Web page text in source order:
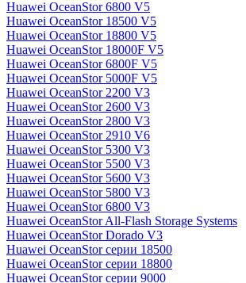
Huawei OceanStor 6800 V5
Huawei OceanStor 18500 V5
Huawei OceanStor 18800 V5
Huawei OceanStor 18000F V5
Huawei OceanStor 6800F V5
Huawei OceanStor 5000F V5
Huawei OceanStor 2200 V3
Huawei OceanStor 2600 V3
Huawei OceanStor 2800 V3
Huawei OceanStor 2910 V6
Huawei OceanStor 5300 V3
Huawei OceanStor 5500 V3
Huawei OceanStor 5600 V3
Huawei OceanStor 5800 V3
Huawei OceanStor 6800 V3
Huawei OceanStor All-Flash Storage Systems
Huawei OceanStor Dorado V3
Huawei OceanStor серии 18500
Huawei OceanStor серии 18800
Huawei OceanStor серии 9000